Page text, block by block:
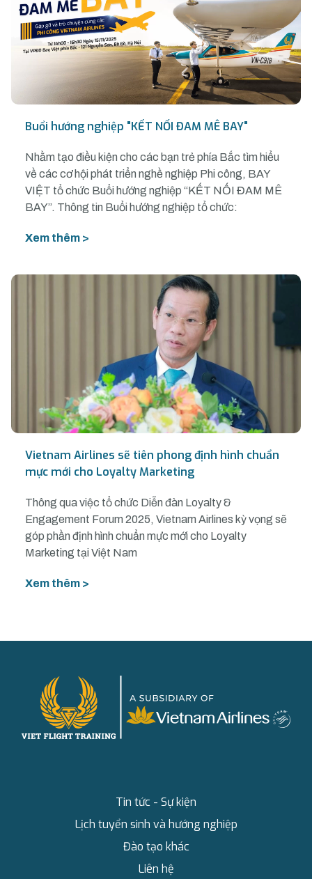
Buổi hướng nghiệp "KẾT NỐI ĐAM MÊ BAY"
Nhằm tạo điều kiện cho các bạn trẻ phía Bắc tìm hiểu
về các cơ hội phát triển nghề nghiệp Phi công, BAY
VIỆT tổ chức Buổi hướng nghiệp “KẾT NỐI ĐAM MÊ
BAY”. Thông tin Buổi hướng nghiệp tổ chức:
Xem thêm >
Vietnam Airlines sẽ tiên phong định hình chuẩn
mực mới cho Loyalty Marketing
Thông qua việc tổ chức Diễn đàn Loyalty &
Engagement Forum 2025, Vietnam Airlines kỳ vọng sẽ
góp phần định hình chuẩn mực mới cho Loyalty
Marketing tại Việt Nam
Xem thêm >
Tin tức - Sự kiện
Lịch tuyển sinh và hướng nghiệp
Đào tạo khác
Liên hệ